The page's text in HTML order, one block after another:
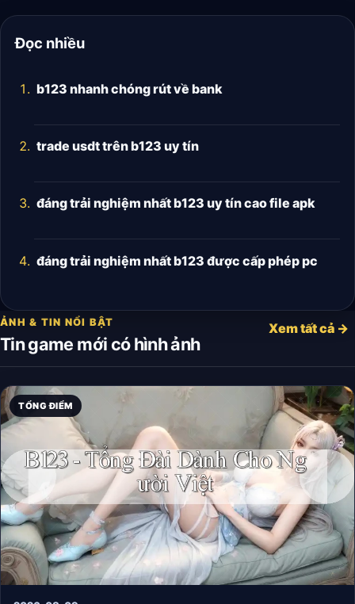
Đọc nhiều
b123 nhanh chóng rút về bank
trade usdt trên b123 uy tín
đáng trải nghiệm nhất b123 uy tín cao file apk
đáng trải nghiệm nhất b123 được cấp phép pc
ẢNH & TIN NỔI BẬT
Tin game mới có hình ảnh
Xem tất cả →
TỔNG ĐIỂM